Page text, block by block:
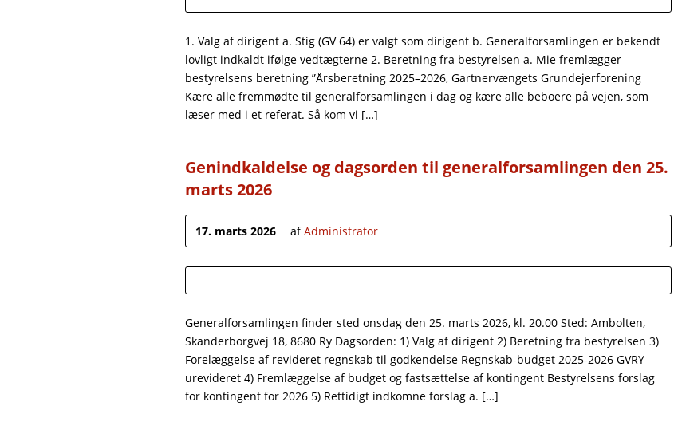
1. Valg af dirigent a. Stig (GV 64) er valgt som dirigent b. Generalforsamlingen er bekendt
lovligt indkaldt ifølge vedtægterne 2. Beretning fra bestyrelsen a. Mie fremlægger
bestyrelsens beretning ”Årsberetning 2025–2026, Gartnervængets Grundejerforening
Kære alle fremmødte til generalforsamlingen i dag og kære alle beboere på vejen, som
læser med i et referat. Så kom vi […]
Genindkaldelse og dagsorden til generalforsamlingen den 25.
marts 2026
17. marts 2026 afAdministrator
Generalforsamlingen finder sted onsdag den 25. marts 2026, kl. 20.00 Sted: Ambolten,
Skanderborgvej 18, 8680 Ry Dagsorden: 1) Valg af dirigent 2) Beretning fra bestyrelsen 3)
Forelæggelse af revideret regnskab til godkendelse Regnskab-budget 2025-2026 GVRY
urevideret 4) Fremlæggelse af budget og fastsættelse af kontingent Bestyrelsens forslag
for kontingent for 2026 5) Rettidigt indkomne forslag a. […]